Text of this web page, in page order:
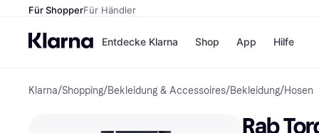
Für ShopperFür Händler
Entdecke Klarna
Zahlungsmethoden
Sofort bezahlen
Shop
Shops
H&M
App Hilfe
Klarna/Shopping/Bekleidung & Accessoires/Bekleidung/Hosen
Rab